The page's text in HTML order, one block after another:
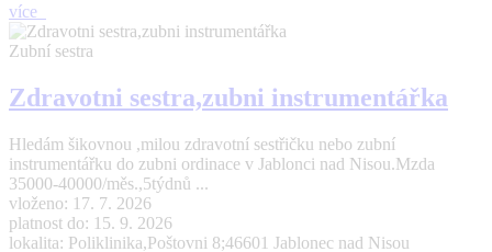
více
Zubní sestra
Zdravotni sestra,zubni instrumentářka
Hledám šikovnou ,milou zdravotní sestřičku nebo zubní
instrumentářku do zubni ordinace v Jablonci nad Nisou.Mzda
35000-40000/měs.,5týdnů ...
vloženo: 17. 7. 2026
platnost do: 15. 9. 2026
lokalita: Poliklinika,Poštovni 8;46601 Jablonec nad Nisou